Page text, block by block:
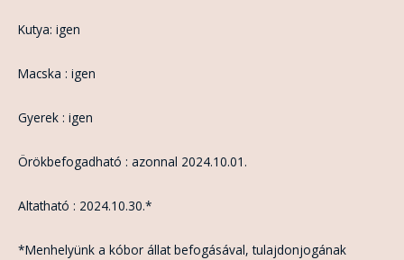
Kutya: igen
Macska : igen
Gyerek : igen
Örökbefogadható : azonnal 2024.10.01.
Altatható : 2024.10.30.*
*Menhelyünk a kóbor állat befogásával, tulajdonjogának